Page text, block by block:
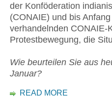
der Konföderation
(CONAIE) und bis
verhandelnden CONAIE-
Protestbewegung, die
Wie beurteilen Sie aus
Januar?
READ MORE